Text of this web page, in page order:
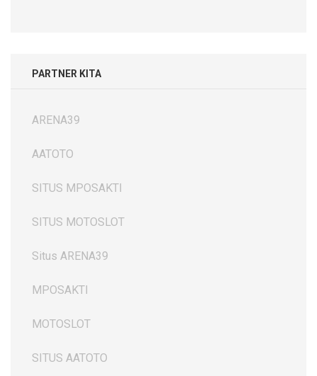
PARTNER KITA
ARENA39
AATOTO
SITUS MPOSAKTI
SITUS MOTOSLOT
Situs ARENA39
MPOSAKTI
MOTOSLOT
SITUS AATOTO